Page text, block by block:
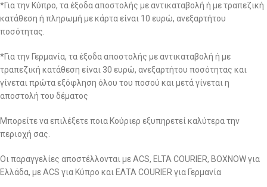
*Για την Κύπρο, τα έξοδα αποστολής με αντικαταβολή ή με τραπεζική
κατάθεση ή πληρωμή με κάρτα είναι 10 ευρώ, ανεξαρτήτου
ποσότητας.
*Για την Γερμανία, τα έξοδα αποστολής με αντικαταβολή ή με
τραπεζική κατάθεση είναι 30 ευρώ, ανεξαρτήτου ποσότητας και
γίνεται πρώτα εξόφληση όλου του ποσού και μετά γίνεται η
αποστολή του δέματος
Μπορείτε να επιλέξετε ποια Κούριερ εξυπηρετεί καλύτερα την
περιοχή σας.
Οι παραγγελίες αποστέλλονται με ACS, ELTA COURIER, BOXNOW για
Ελλάδα, με ACS για Κύπρο και ΕΛΤΑ COURIER για Γερμανία